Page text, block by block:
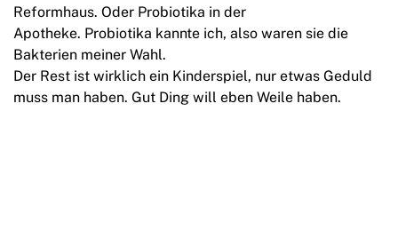
Reformhaus. Oder Probiotika in der
Apotheke. Probiotika kannte ich, also waren sie die
Bakterien meiner Wahl.
Der Rest ist wirklich ein Kinderspiel, nur etwas Geduld
muss man haben. Gut Ding will eben Weile haben.